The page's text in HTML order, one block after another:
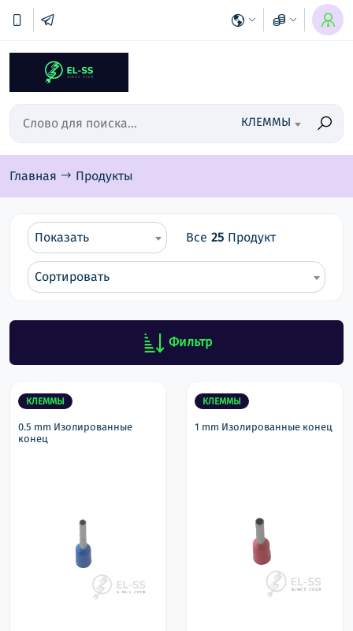
КЛЕММЫ
Главная Продукты
Показать Все 25 Продукт
Сортировать
Фильтр
КЛЕММЫ
0.5 mm Изолированные
конец
КЛЕММЫ
1 mm Изолированные конец